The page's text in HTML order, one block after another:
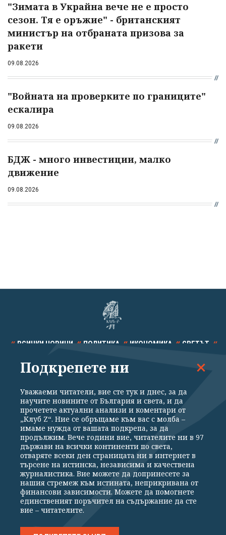
"Зимата в Украйна вече не е просто
сезон. Тя е оръжие" - британският
министър на отбраната призова за
ракети
09.08.2026
"Войната на проверките по границите"
ескалира
09.08.2026
БДЖ - много инвестиции, малко
движение
09.08.2026
ВСИЧКИ НОВИНИ ПОЛИТИКА ИКОНОМИКА СВЕТЪТ
СПОРТ КУЛТУРА ТЕХНОЛОГИИ КАЛЕЙДОСКОП
Общи условия
Политика за поверителност
Реклама
Партньори Контакти
За Клуб Z
Екип
Подкрепете ни
Издател на www.clubz.bg е „Клуб Зебра Медия“ ЕООД, София, ул. "Алеко
Константинов" 3. Всички права запазени 2026 „Клуб Зебра Медия“
Препечатването на материали, снимки и видео от www.clubz.bg без
Подкрепете ни
Уважаеми читатели, вие сте тук и днес, за да
научите новините от България и света, и да
прочетете актуални анализи и коментари от
„Клуб Z“. Ние се обръщаме към вас с молба –
имаме нужда от вашата подкрепа, за да
продължим. Вече години вие, читателите ни в 97
държави на всички континенти по света,
отваряте всеки ден страницата ни в интернет в
търсене на истинска, независима и качествена
журналистика. Вие можете да допринесете за
нашия стремеж към истината, неприкривана от
финансови зависимости. Можете да помогнете
единственият поръчител на съдържание да сте
вие – читателите.